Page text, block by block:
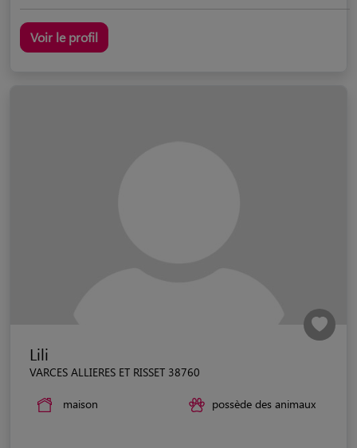
Voir le profil
Lili
VARCES ALLIERES ET RISSET 38760
maison possède des animaux